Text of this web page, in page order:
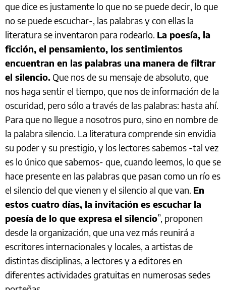
que dice es justamente lo que no se puede decir, lo que
no se puede escuchar-, las palabras y con ellas la
literatura se inventaron para rodearlo. La poesía, la
ficción, el pensamiento, los sentimientos
encuentran en las palabras una manera de filtrar
el silencio. Que nos de su mensaje de absoluto, que
nos haga sentir el tiempo, que nos de información de la
oscuridad, pero sólo a través de las palabras: hasta ahí.
Para que no llegue a nosotros puro, sino en nombre de
la palabra silencio. La literatura comprende sin envidia
su poder y su prestigio, y los lectores sabemos -tal vez
es lo único que sabemos- que, cuando leemos, lo que se
hace presente en las palabras que pasan como un río es
el silencio del que vienen y el silencio al que van. En
estos cuatro días, la invitación es escuchar la
poesía de lo que expresa el silencio”, proponen
desde la organización, que una vez más reunirá a
escritores internacionales y locales, a artistas de
distintas disciplinas, a lectores y a editores en
diferentes actividades gratuitas en numerosas sedes